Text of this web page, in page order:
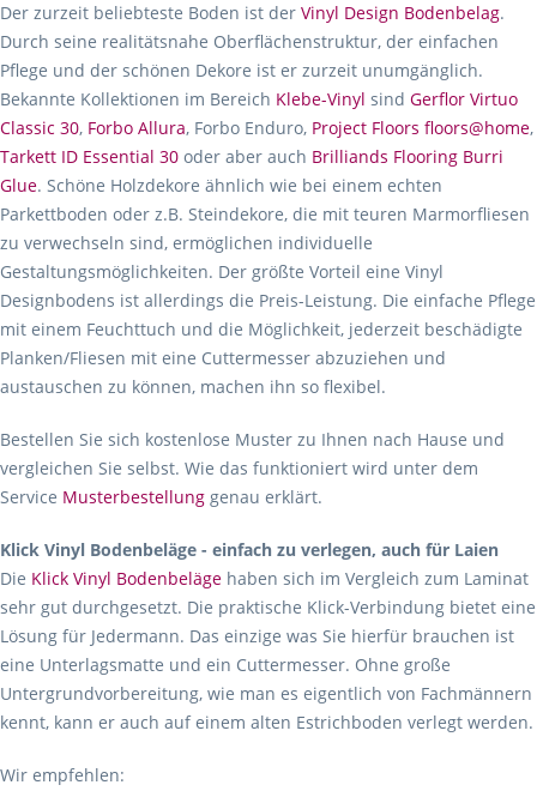
Der zurzeit beliebteste Boden ist der Vinyl Design Bodenbelag.
Durch seine realitätsnahe Oberflächenstruktur, der einfachen
Pflege und der schönen Dekore ist er zurzeit unumgänglich.
Bekannte Kollektionen im Bereich Klebe-Vinyl sind Gerflor Virtuo
Classic 30, Forbo Allura, Forbo Enduro, Project Floors floors@home,
Tarkett ID Essential 30 oder aber auch Brilliands Flooring Burri
Glue. Schöne Holzdekore ähnlich wie bei einem echten
Parkettboden oder z.B. Steindekore, die mit teuren Marmorfliesen
zu verwechseln sind, ermöglichen individuelle
Gestaltungsmöglichkeiten. Der größte Vorteil eine Vinyl
Designbodens ist allerdings die Preis-Leistung. Die einfache Pflege
mit einem Feuchttuch und die Möglichkeit, jederzeit beschädigte
Planken/Fliesen mit eine Cuttermesser abzuziehen und
austauschen zu können, machen ihn so flexibel.
Bestellen Sie sich kostenlose Muster zu Ihnen nach Hause und
vergleichen Sie selbst. Wie das funktioniert wird unter dem
Service Musterbestellung genau erklärt.
Klick Vinyl Bodenbeläge - einfach zu verlegen, auch für Laien
Die Klick Vinyl Bodenbeläge haben sich im Vergleich zum Laminat
sehr gut durchgesetzt. Die praktische Klick-Verbindung bietet eine
Lösung für Jedermann. Das einzige was Sie hierfür brauchen ist
eine Unterlagsmatte und ein Cuttermesser. Ohne große
Untergrundvorbereitung, wie man es eigentlich von Fachmännern
kennt, kann er auch auf einem alten Estrichboden verlegt werden.
Wir empfehlen: